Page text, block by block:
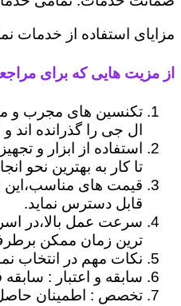
مزایای استفاده از خدمات
از مزیت هایی که برای
تکنسین های مجرب و
ال جی را گذرانده اند
استفاده از ابزار و
تا کار به بهترین نحو
قیمت های مناسب،این
قابل دسترس نماید.
سرعت عمل بالا،در
ترین زمان ممکن
نکات مهم در انتخاب
سابقه و اعتبار :
تخصص : اطمینان حاصل